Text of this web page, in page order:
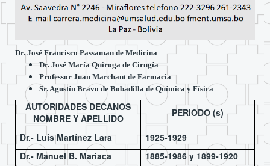
Dr. José Francisco Passaman de Medicina
Dr. José María Quiroga de Cirugía
Professor Juan Marchant de Farmacia
Sr. Agustín Bravo de Bobadilla de Química y Física
AUTORIDADES DECANOS
NOMBRE Y APELLIDO
PERIODO (s)
Dr.- Luis Martínez Lara
1925-1929
Dr.- Manuel B. Mariaca
1885-1986 y 1899-1920